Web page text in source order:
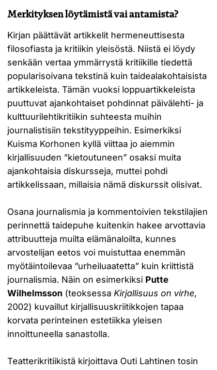
Merkityksen löytämistä vai antamista?
Kirjan päättävät artikkelit hermeneuttisesta
filosofiasta ja kritiikin yleisöstä. Niistä ei löydy
senkään vertaa ymmärrystä kritiikille tiedettä
popularisoivana tekstinä kuin taidealakohtaisista
artikkeleista. Tämän vuoksi loppuartikkeleista
puuttuvat ajankohtaiset pohdinnat päivälehti- ja
kulttuurilehtikritiikin suhteesta muihin
journalistisiin tekstityyppeihin. Esimerkiksi
Kuisma Korhonen kyllä viittaa jo aiemmin
kirjallisuuden ”kietoutuneen” osaksi muita
ajankohtaisia diskursseja, muttei pohdi
artikkelissaan, millaisia nämä diskurssit olisivat.
Osana journalismia ja kommentoivien tekstilajien
perinnettä taidepuhe kuitenkin hakee arvottavia
attribuutteja muilta elämänaloilta, kunnes
arvostelijan eetos voi muistuttaa enemmän
myötäintoilevaa ”urheiluaatetta” kuin kriittistä
journalismia. Näin on esimerkiksi Putte
Wilhelmsson (teoksessa Kirjallisuus on virhe,
2002) kuvaillut kirjallisuuskriitikkojen tapaa
korvata perinteinen estetiikka yleisen
innoittuneella sanastolla.
Teatterikritiikistä kirjoittava Outi Lahtinen tosin